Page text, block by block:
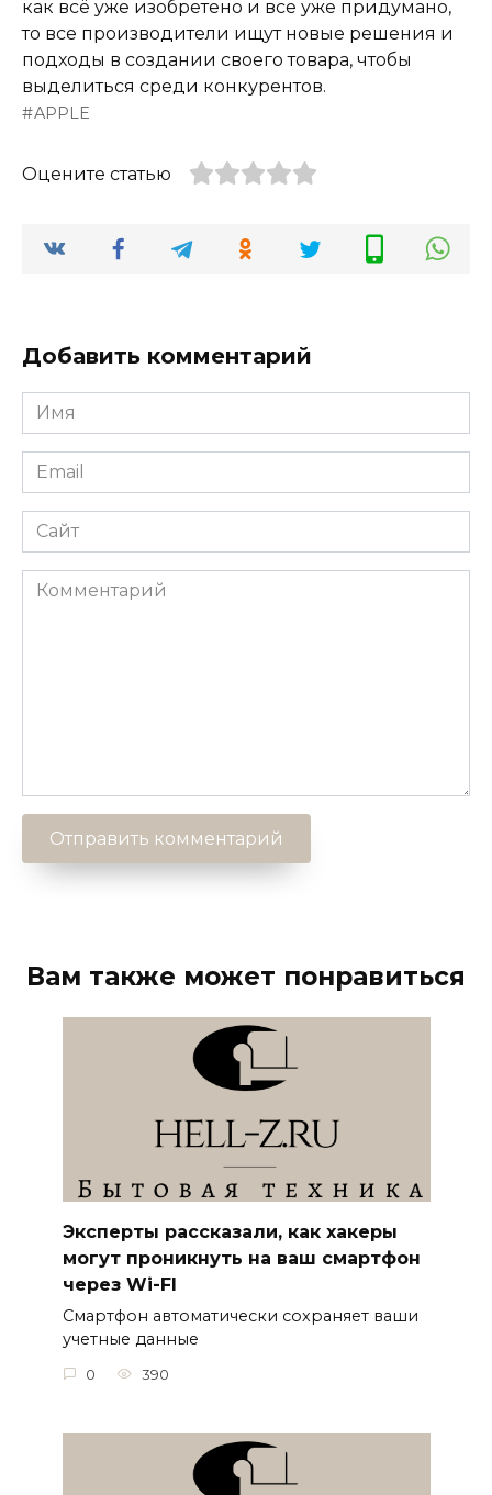
как всё уже изобретено и все уже придумано,
то все производители ищут новые решения и
подходы в создании своего товара, чтобы
выделиться среди конкурентов.
APPLE
Оцените статью
Добавить комментарий
Имя
*
Email
*
Сайт
Комментарий
Вам также может понравиться
Эксперты рассказали, как хакеры
могут проникнуть на ваш смартфон
через Wi-FI
Смартфон автоматически сохраняет ваши
учетные данные
0 390